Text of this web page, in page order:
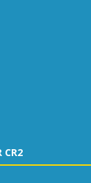
CR2